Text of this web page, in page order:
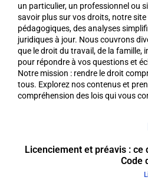
un particulier, un professionnel ou
savoir plus sur vos droits, notre
pédagogiques, des analyses
juridiques à jour. Nous couvrons
que le droit du travail, de la famille,
pour répondre à vos questions et
Notre mission : rendre le droit
tous. Explorez nos contenus et
compréhension des lois qui vous
Licenciement et préavis : ce
Code